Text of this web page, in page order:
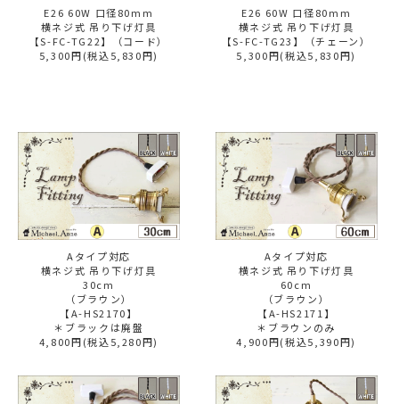
E26 60W 口径80mm
横ネジ式 吊り下げ灯具
【S-FC-TG22】（コード）
5,300円(税込5,830円)
E26 60W 口径80mm
横ネジ式 吊り下げ灯具
【S-FC-TG23】（チェーン）
5,300円(税込5,830円)
Aタイプ対応
横ネジ式 吊り下げ灯具
30cm
（ブラウン）
【A-HS2170】
＊ブラックは廃盤
4,800円(税込5,280円)
Aタイプ対応
横ネジ式 吊り下げ灯具
60cm
（ブラウン）
【A-HS2171】
＊ブラウンのみ
4,900円(税込5,390円)